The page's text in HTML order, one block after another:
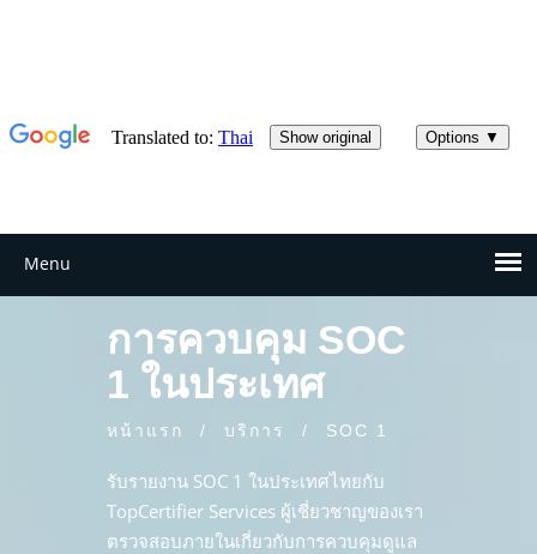
การควบคุม SOC
1 ในประเทศ
หน้าแรก / บริการ / SOC 1
รับรายงาน SOC 1 ในประเทศไทยกับ
TopCertifier Services ผู้เชี่ยวชาญของเรา
ตรวจสอบภายในเกี่ยวกับการควบคุมดูแล